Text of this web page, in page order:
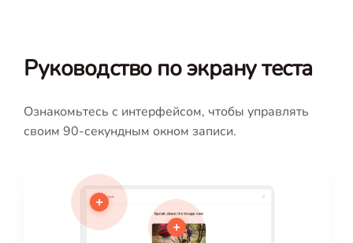
Руководство по экрану теста
Ознакомьтесь с интерфейсом, чтобы управлять
своим 90-секундным окном записи.
+
+